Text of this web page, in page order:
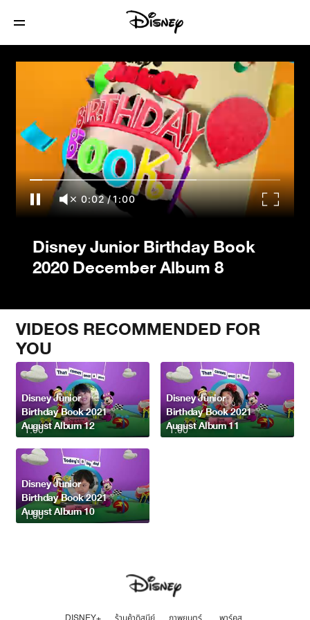
Disney Junior Birthday Book 2020
December Album 8
0:03/1:00
Disney Junior Birthday Book
2020 December Album 8
VIDEOS RECOMMENDED FOR
YOU
1:00
Disney Junior
Birthday Book 2021
August Album 12
1:00
Disney Junior
Birthday Book 2021
August Album 11
1:00
Disney Junior
Birthday Book 2021
August Album 10